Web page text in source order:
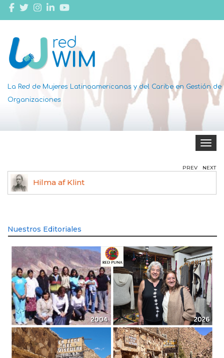
La Red de Mujeres Latinoamericanas y del Caribe en Gestión de
Organizaciones
Toggle
Hilma af Klint
PREV NEXT
Nuestros Editoriales